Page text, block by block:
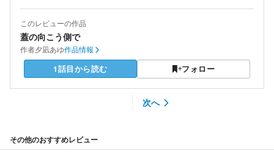
このレビューの作品
蓋の向こう側で
作者夕凪あゆ作品情報
1話目から読む フォロー
次へ
その他のおすすめレビュー